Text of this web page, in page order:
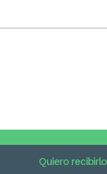
Quiero recibirlo